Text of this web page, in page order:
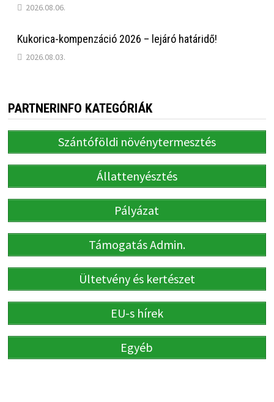
2026.08.06.
Kukorica-kompenzáció 2026 – lejáró határidő!
2026.08.03.
PARTNERINFO KATEGÓRIÁK
Szántóföldi növénytermesztés
Állattenyésztés
Pályázat
Támogatás Admin.
Ültetvény és kertészet
EU-s hírek
Egyéb